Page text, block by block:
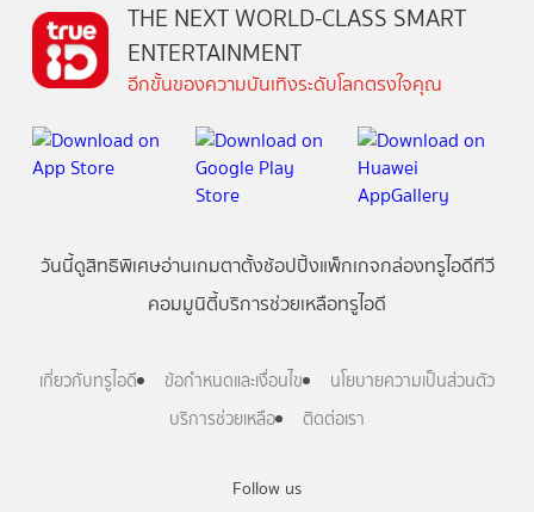
Follow us
THE NEXT WORLD-CLASS SMART
ENTERTAINMENT
อีกขั้นของความบันเทิงระดับโลกตรงใจคุณ
วันนี้ดูสิทธิพิเศษอ่านเกมตาตั้งช้อปปิ้งแพ็กเกจกล่องทรูไอดีทีวี
คอมมูนิตี้บริการช่วยเหลือทรูไอดี
เกี่ยวกับทรูไอดี ข้อกำหนดและเงื่อนไข
นโยบายความเป็นส่วนตัว
บริการช่วยเหลือ
ติดต่อเรา